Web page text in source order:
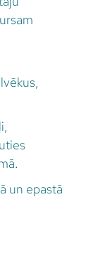
un epastā